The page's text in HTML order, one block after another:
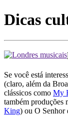
Dicas
Se você está
(claro, além da
clássicos como My
também produções
King) ou O Senhor